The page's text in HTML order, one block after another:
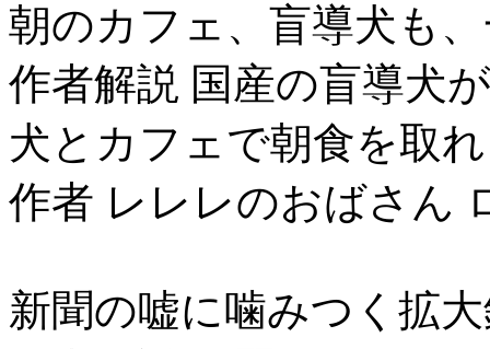
朝のカフェ、盲導犬も
作者解説 国産の盲導犬
犬とカフェで朝食を取
作者 レレレのおばさん
新聞の嘘に噛みつく拡